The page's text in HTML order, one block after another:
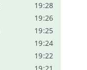
19:28
19:26
19:25
19:24
19:22